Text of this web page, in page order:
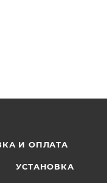
И ОПЛАТА
УСТАНОВКА